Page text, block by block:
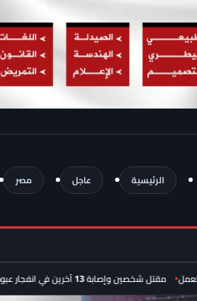
الرئيسية عاجل مصر
مقتل شخصين وإصابة 13 آخرين في انفجار عبوة ناسفة داخل حافلة بريف دمشق